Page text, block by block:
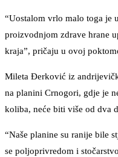
“Uostalom vrlo malo toga je
proizvodnjom zdrave hrane
kraja”, pričaju u ovoj
Mileta Đerković iz
na planini Crnogori, gdje je
koliba, neće biti više od dva
“Naše planine su ranije bile
se poljoprivredom i